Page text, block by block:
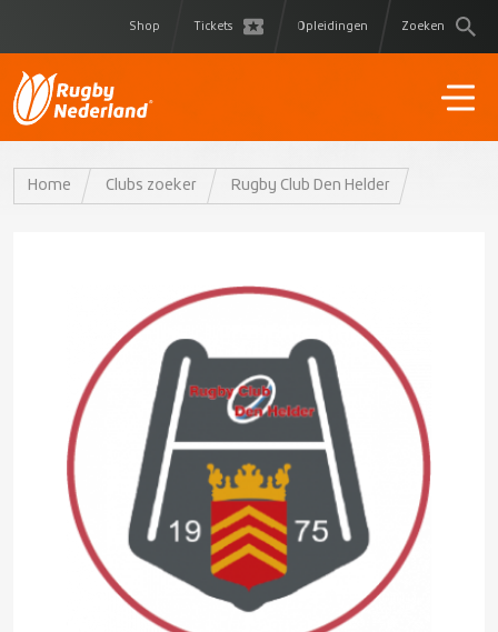
Shop Tickets Opleidingen Zoeken
Home Clubs zoeker Rugby Club Den Helder